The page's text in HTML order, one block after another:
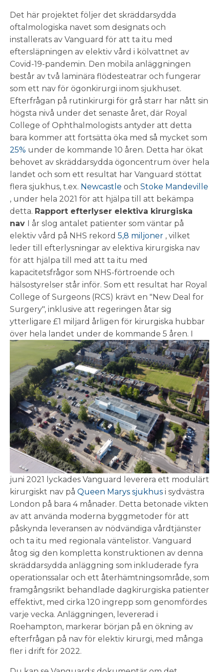
Det här projektet följer det skräddarsydda
oftalmologiska navet som designats och
installerats av Vanguard för att ta itu med
eftersläpningen av elektiv vård i kölvattnet av
Covid-19-pandemin. Den mobila anläggningen
består av två laminära flödesteatrar och fungerar
som ett nav för ögonkirurgi inom sjukhuset.
Efterfrågan på rutinkirurgi för grå starr har nått sin
högsta nivå under det senaste året, där Royal
College of Ophthalmologists antyder att detta
bara kommer att fortsätta öka med så mycket som
25% under de kommande 10 åren. Detta har ökat
behovet av skräddarsydda ögoncentrum över hela
landet och som ett resultat har Vanguard stöttat
flera sjukhus, t.ex. Newcastle och Stoke Mandeville
, under hela 2021 för att hjälpa till att bekämpa
detta. Rapport efterlyser elektiva kirurgiska
nav I år slog antalet patienter som väntar på
elektiv vård på NHS rekord 5,8 miljoner , vilket
leder till efterlysningar av elektiva kirurgiska nav
för att hjälpa till med att ta itu med
kapacitetsfrågor som NHS-förtroende och
hälsostyrelser står inför. Som ett resultat har Royal
College of Surgeons (RCS) krävt en "New Deal for
Surgery", inklusive att regeringen åtar sig
ytterligare £1 miljard årligen för kirurgiska hubbar
över hela landet under de kommande 5 åren. I
juni 2021 lyckades Vanguard leverera ett modulärt
kirurgiskt nav på Queen Marys sjukhus i sydvästra
London på bara 4 månader. Detta betonade vikten
av att använda moderna byggmetoder för att
påskynda leveransen av nödvändiga vårdtjänster
och ta itu med regionala väntelistor. Vanguard
åtog sig den kompletta konstruktionen av denna
skräddarsydda anläggning som inkluderade fyra
operationssalar och ett återhämtningsområde, som
framgångsrikt behandlade dagkirurgiska patienter
effektivt, med cirka 120 ingrepp som genomfördes
varje vecka. Anläggningen, levererad i
Roehampton, markerar början på en ökning av
efterfrågan på nav för elektiv kirurgi, med många
fler i drift för 2022.